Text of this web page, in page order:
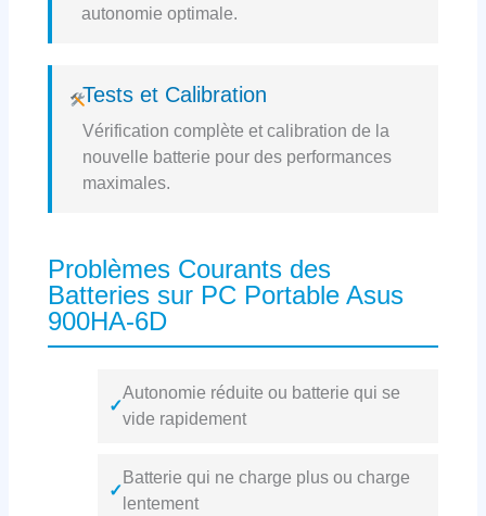
autonomie optimale.
Tests et Calibration
Vérification complète et calibration de la
nouvelle batterie pour des performances
maximales.
Problèmes Courants des
Batteries sur PC Portable Asus
900HA-6D
✓
Autonomie réduite ou batterie qui se
vide rapidement
✓
Batterie qui ne charge plus ou charge
lentement